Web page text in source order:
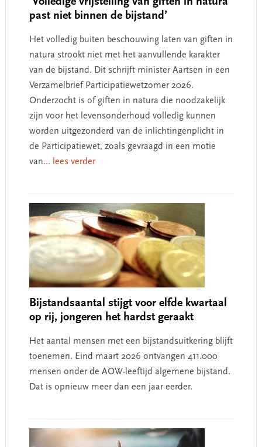
past niet binnen de bijstand’
Het volledig buiten beschouwing laten van giften in
natura strookt niet met het aanvullende karakter
van de bijstand. Dit schrijft minister Aartsen in een
Verzamelbrief Participatiewetzomer 2026.
Onderzocht is of giften in natura die noodzakelijk
zijn voor het levensonderhoud volledig kunnen
worden uitgezonderd van de inlichtingenplicht in
de Participatiewet, zoals gevraagd in een motie
van... lees verder
Bijstandsaantal stijgt voor elfde kwartaal
op rij, jongeren het hardst geraakt
Het aantal mensen met een bijstandsuitkering blijft
toenemen. Eind maart 2026 ontvangen 411.000
mensen onder de AOW-leeftijd algemene bijstand.
Dat is opnieuw meer dan een jaar eerder.